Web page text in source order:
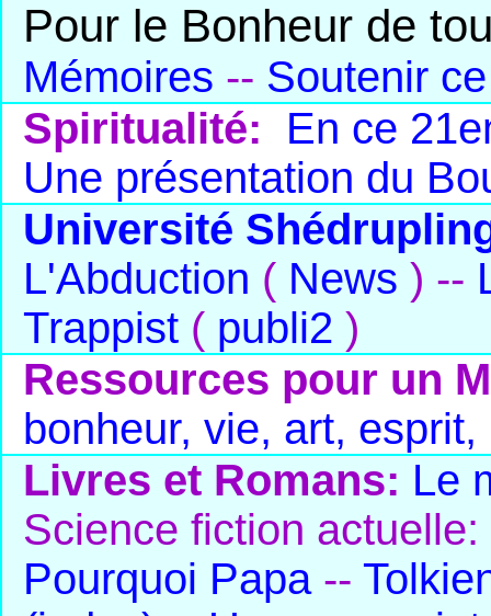
Pour le Bonheur de
Mémoires -- Soutenir
Spiritualité: En ce
Une présentation du
Université
L'Abduction ( News ) --
Trappist( publi2 )
Ressources pour un
bonheur, vie, art,
Livres et Romans: Le
Science fiction actuelle:
Pourquoi Papa--